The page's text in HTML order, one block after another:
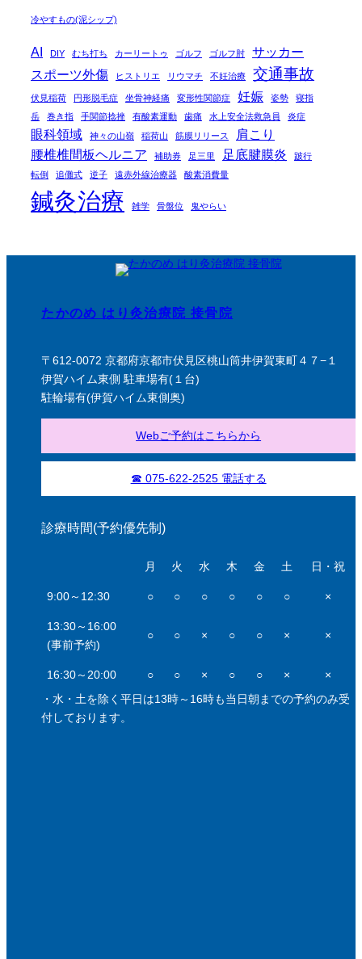
冷やすもの(泥シップ)
AI DIY むち打ち カーリートゥ ゴルフ ゴルフ肘
サッカー
スポーツ外傷
ヒストリエ リウマチ 不妊治療 交通事故
伏見稲荷 円形脱毛症 坐骨神経痛 変形性関節症 妊娠 姿勢
寝指
岳
巻き指 手関節捻挫 有酸素運動 歯痛 水上安全法救急員 炎症
眼科領域 神々の山嶺 稲荷山 筋膜リリース
肩こり
腰椎椎間板ヘルニア
補助券 足三里 足底腱膜炎
跛行
転倒
追儺式 逆子 遠赤外線治療器 酸素消費量
鍼灸治療 雑学 骨盤位 鬼やらい
たかのめ はり灸治療院 接骨院
〒612-0072 京都府京都市伏見区桃山筒井伊賀東町４７−１
伊賀ハイム東側 駐車場有(１台)
駐輪場有(伊賀ハイム東側奥)
Webご予約はこちらから
☎ 075-622-2525 電話する
診療時間(予約優先制)
月 火 水 木 金 土 日・祝
9:00～12:30 ○ ○ ○ ○ ○ ○ ×
13:30～16:00
(事前予約)
○ ○ × ○ ○ × ×
16:30～20:00 ○ ○ × ○ ○ ×
×
・水・土を除く平日は13時～16時も当日朝までの予約のみ受
付しております。